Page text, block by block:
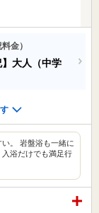
金）
】大人（中学
。 岩盤浴も一緒に
浴だけでも満足行